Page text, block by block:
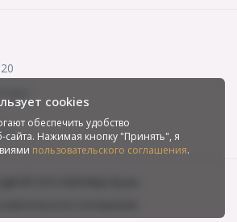
cookies
обеспечить удобство
сайта. Нажимая кнопку "Принять", я
пользовательского соглашения.